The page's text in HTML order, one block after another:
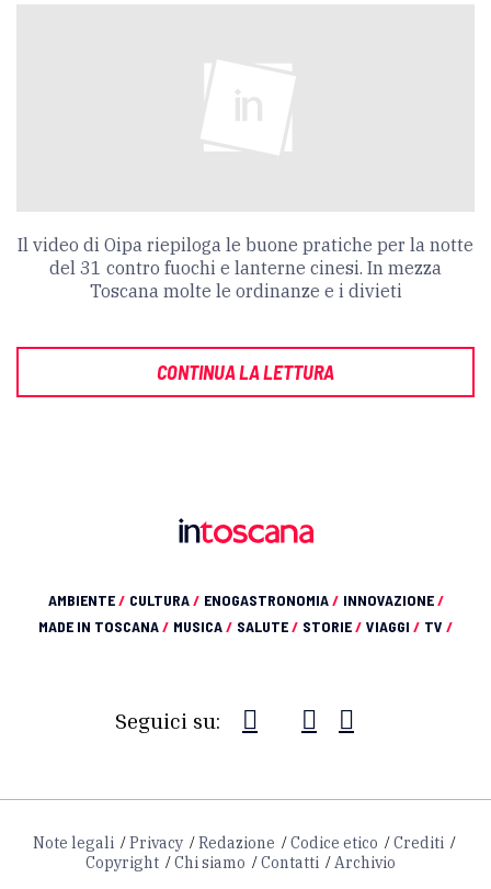
Il video di Oipa riepiloga le buone pratiche per la notte
del 31 contro fuochi e lanterne cinesi. In mezza
Toscana molte le ordinanze e i divieti
CONTINUA LA LETTURA
AMBIENTE/ CULTURA/ ENOGASTRONOMIA/ INNOVAZIONE/
MADE IN TOSCANA/ MUSICA/ SALUTE/ STORIE/ VIAGGI / TV /
Seguici su:
Note legali Privacy Redazione Codice etico
Crediti
Copyright
Chi siamo Contatti Archivio